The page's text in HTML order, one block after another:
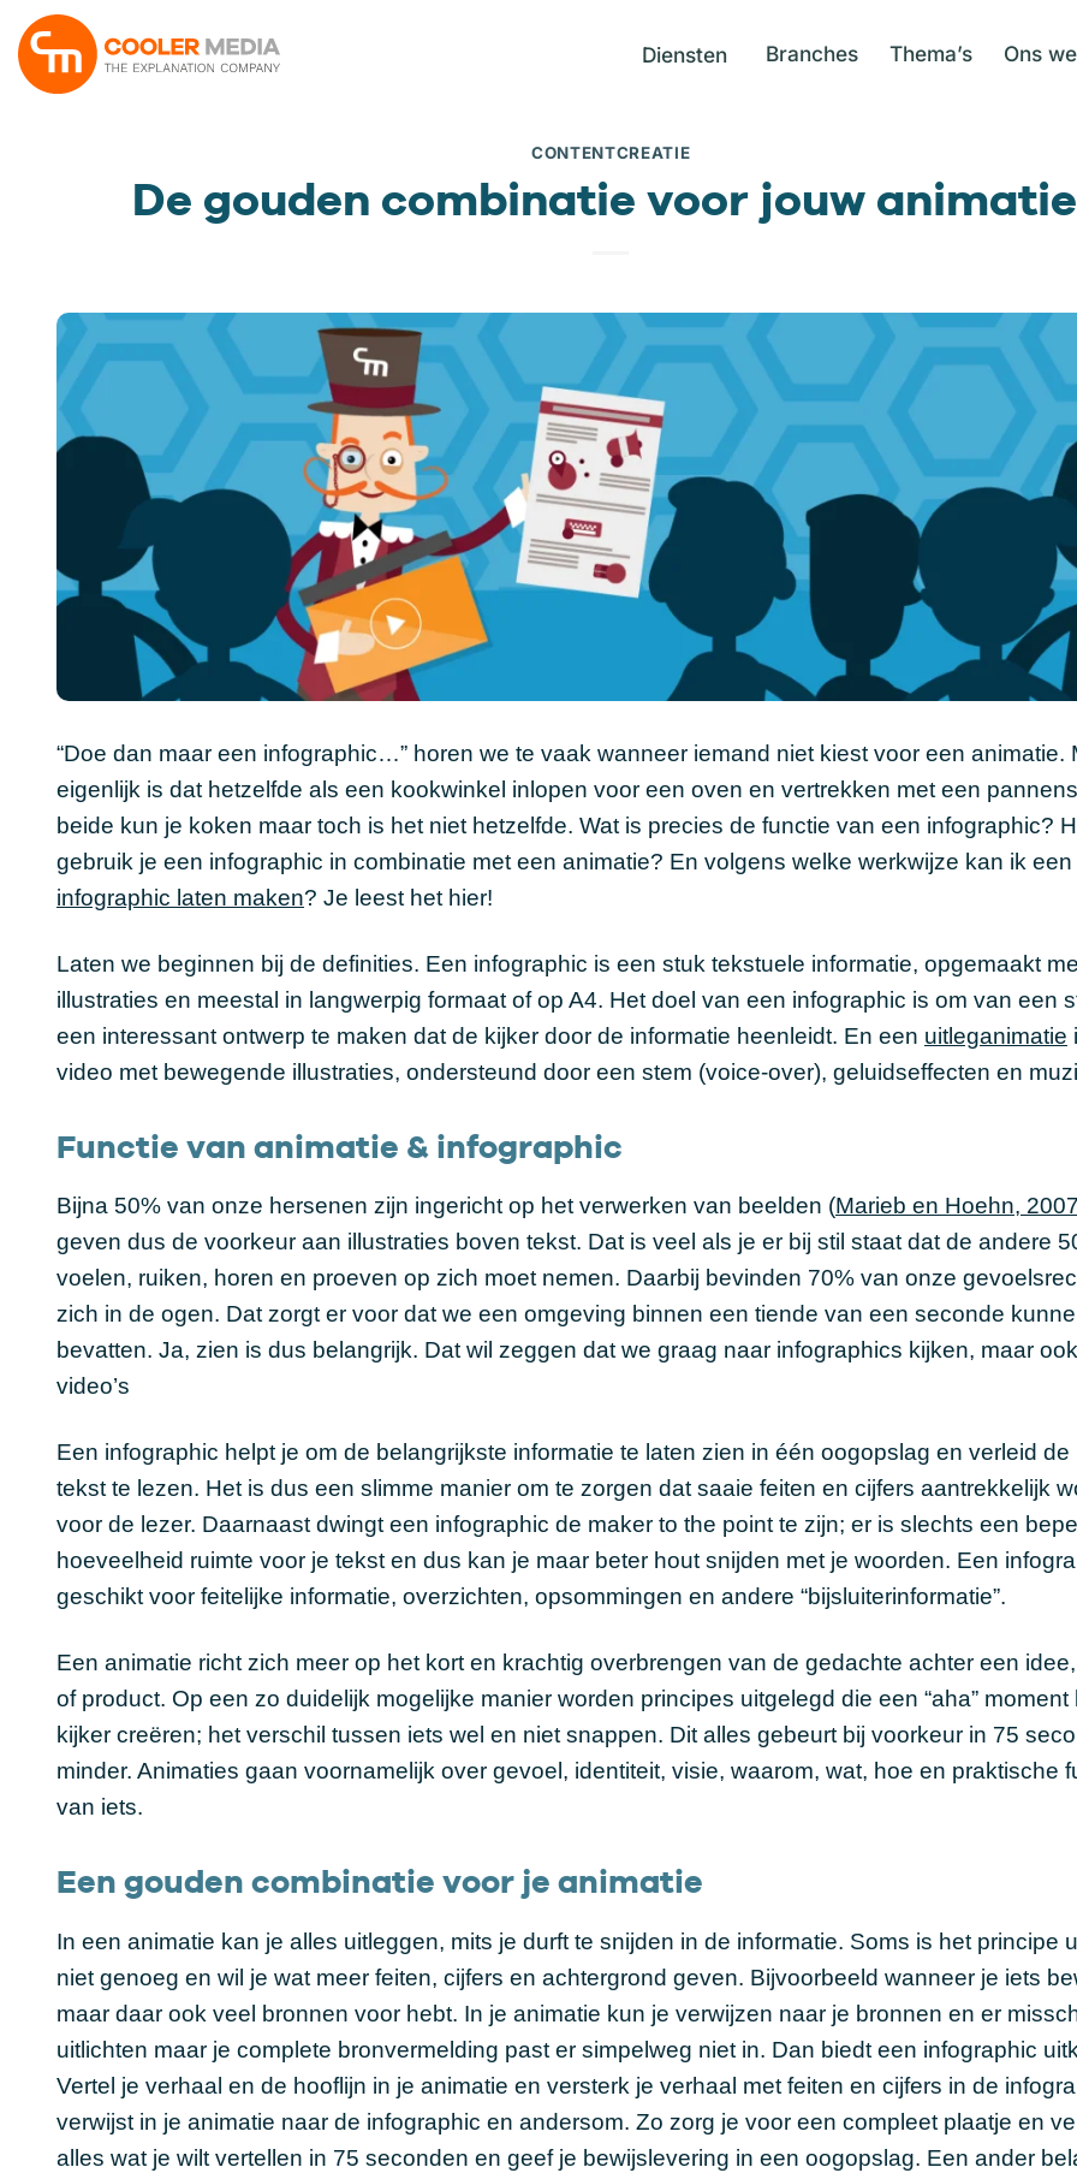
naar
inhoud
Diensten Branches Thema’s Ons
CONTENTCREATIE
De gouden combinatie voor jouw
“Doe dan maar een infographic…” horen we te vaak wanneer iemand niet kiest voor een animatie.
eigenlijk is dat hetzelfde als een kookwinkel inlopen voor een oven en vertrekken met een
beide kun je koken maar toch is het niet hetzelfde. Wat is precies de functie van een infographic?
gebruik je een infographic in combinatie met een animatie? En volgens welke werkwijze kan ik een
infographic laten maken? Je leest het hier!
Laten we beginnen bij de definities. Een infographic is een stuk tekstuele informatie, opgemaakt
illustraties en meestal in langwerpig formaat of op A4. Het doel van een infographic is om van een
een interessant ontwerp te maken dat de kijker door de informatie heenleidt. En een uitleganimatie
video met bewegende illustraties, ondersteund door een stem (voice-over), geluidseffecten en
Functie van animatie & infographic
Bijna 50% van onze hersenen zijn ingericht op het verwerken van beelden (Marieb en Hoehn,
geven dus de voorkeur aan illustraties boven tekst. Dat is veel als je er bij stil staat dat de andere
voelen, ruiken, horen en proeven op zich moet nemen. Daarbij bevinden 70% van onze
zich in de ogen. Dat zorgt er voor dat we een omgeving binnen een tiende van een seconde
bevatten. Ja, zien is dus belangrijk. Dat wil zeggen dat we graag naar infographics kijken, maar
video’s
Een infographic helpt je om de belangrijkste informatie te laten zien in één oogopslag en verleid de
tekst te lezen. Het is dus een slimme manier om te zorgen dat saaie feiten en cijfers aantrekkelijk
voor de lezer. Daarnaast dwingt een infographic de maker to the point te zijn; er is slechts een
hoeveelheid ruimte voor je tekst en dus kan je maar beter hout snijden met je woorden. Een
geschikt voor feitelijke informatie, overzichten, opsommingen en andere “bijsluiterinformatie”.
Een animatie richt zich meer op het kort en krachtig overbrengen van de gedachte achter een
of product. Op een zo duidelijk mogelijke manier worden principes uitgelegd die een “aha” moment
kijker creëren; het verschil tussen iets wel en niet snappen. Dit alles gebeurt bij voorkeur in 75
minder. Animaties gaan voornamelijk over gevoel, identiteit, visie, waarom, wat, hoe en praktische
van iets.
Een gouden combinatie voor je animatie
In een animatie kan je alles uitleggen, mits je durft te snijden in de informatie. Soms is het principe
niet genoeg en wil je wat meer feiten, cijfers en achtergrond geven. Bijvoorbeeld wanneer je iets
maar daar ook veel bronnen voor hebt. In je animatie kun je verwijzen naar je bronnen en er
uitlichten maar je complete bronvermelding past er simpelweg niet in. Dan biedt een infographic
Vertel je verhaal en de hooflijn in je animatie en versterk je verhaal met feiten en cijfers in de
verwijst in je animatie naar de infographic en andersom. Zo zorg je voor een compleet plaatje en
alles wat je wilt vertellen in 75 seconden en geef je bewijslevering in een oogopslag. Een ander